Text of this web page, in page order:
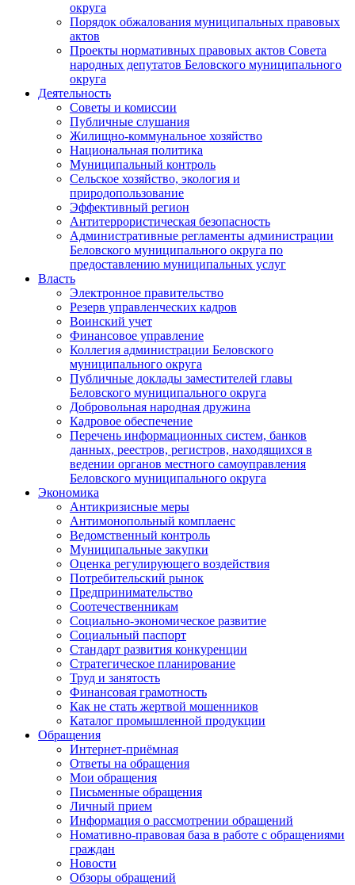
округа
Порядок обжалования муниципальных правовых
актов
Проекты нормативных правовых актов Совета
народных депутатов Беловского муниципального
округа
Деятельность
Советы и комиссии
Публичные слушания
Жилищно-коммунальное хозяйство
Национальная политика
Муниципальный контроль
Сельское хозяйство, экология и
природопользование
Эффективный регион
Антитеррористическая безопасность
Административные регламенты администрации
Беловского муниципального округа по
предоставлению муниципальных услуг
Власть
Электронное правительство
Резерв управленческих кадров
Воинский учет
Финансовое управление
Коллегия администрации Беловского
муниципального округа
Публичные доклады заместителей главы
Беловского муниципального округа
Добровольная народная дружина
Кадровое обеспечение
Перечень информационных систем, банков
данных, реестров, регистров, находящихся в
ведении органов местного самоуправления
Беловского муниципального округа
Экономика
Антикризисные меры
Антимонопольный комплаенс
Ведомственный контроль
Муниципальные закупки
Оценка регулирующего воздействия
Потребительский рынок
Предпринимательство
Соотечественникам
Социально-экономическое развитие
Социальный паспорт
Стандарт развития конкуренции
Стратегическое планирование
Труд и занятость
Финансовая грамотность
Как не стать жертвой мошенников
Каталог промышленной продукции
Обращения
Интернет-приёмная
Ответы на обращения
Мои обращения
Письменные обращения
Личный прием
Информация о рассмотрении обращений
Номативно-правовая база в работе с обращениями
граждан
Новости
Обзоры обращений